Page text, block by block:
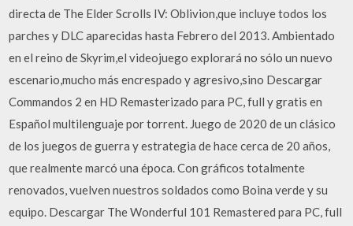
directa de The Elder Scrolls IV: Oblivion,que incluye todos los
parches y DLC aparecidas hasta Febrero del 2013. Ambientado
en el reino de Skyrim,el videojuego explorará no sólo un nuevo
escenario,mucho más encrespado y agresivo,sino Descargar
Commandos 2 en HD Remasterizado para PC, full y gratis en
Español multilenguaje por torrent. Juego de 2020 de un clásico
de los juegos de guerra y estrategia de hace cerca de 20 años,
que realmente marcó una época. Con gráficos totalmente
renovados, vuelven nuestros soldados como Boina verde y su
equipo. Descargar The Wonderful 101 Remastered para PC, full